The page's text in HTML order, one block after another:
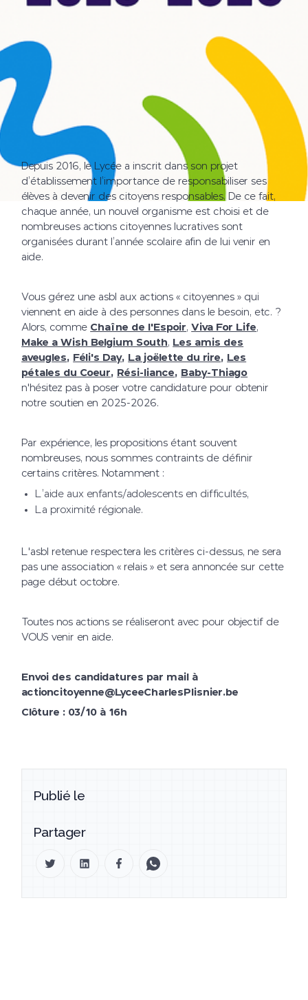
Depuis 2016, le Lycée a inscrit dans son projet
d’établissement l’importance de responsabiliser ses
élèves à devenir des citoyens responsables. De ce fait,
chaque année, un nouvel organisme est choisi et de
nombreuses actions citoyennes lucratives sont
organisées durant l’année scolaire afin de lui venir en
aide.
Vous gérez une asbl aux actions « citoyennes » qui
viennent en aide à des personnes dans le besoin, etc. ?
Alors, comme Chaîne de l'Espoir,Viva For Life,
Make a Wish Belgium South, Les amis des
aveugles, Féli's Day, La joëlette du rire, Les
pétales du Coeur, Rési-liance, Baby-Thiago
n'hésitez pas à poser votre candidature pour obtenir
notre soutien en 2025-2026.
Par expérience, les propositions étant souvent
nombreuses, nous sommes contraints de définir
certains critères. Notamment :
L’aide aux enfants/adolescents en difficultés,
La proximité régionale.
L'asbl retenue respectera les critères ci-dessus, ne sera
pas une association « relais » et sera annoncée sur cette
page début octobre.
Toutes nos actions se réaliseront avec pour objectif de
VOUS venir en aide.
Envoi des candidatures par mail à
actioncitoyenne@LyceeCharlesPlisnier.be
Clôture : 03/10 à 16h
Publié le
Partager